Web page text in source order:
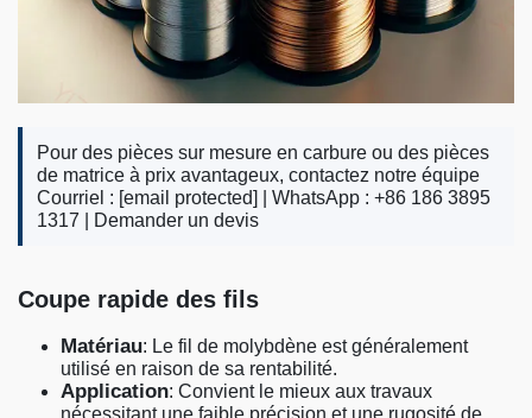
Pour des pièces sur mesure en carbure ou des pièces
de matrice à prix avantageux, contactez notre équipe
Courriel : [email protected]
| WhatsApp : +86 186 3895
1317 |
Demander un devis
Coupe rapide des fils
Matériau: Le fil de molybdène est généralement
utilisé en raison de sa rentabilité.
Application: Convient le mieux aux travaux
nécessitant une faible précision et une rugosité de